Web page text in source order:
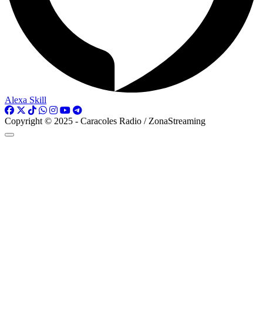
Alexa Skill
Copyright © 2025 - Caracoles Radio / ZonaStreaming